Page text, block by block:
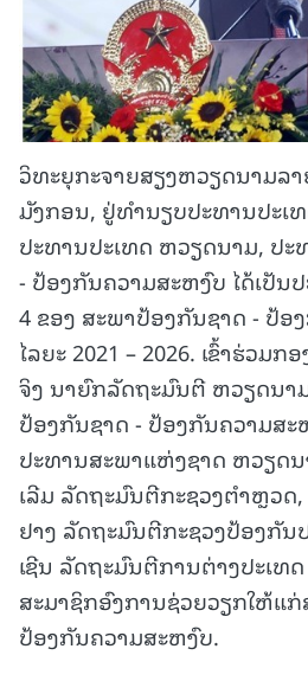
ວິທະຍຸກະຈາຍສຽງຫວຽດນາມລ
ມັງກອນ, ຢູ່ທຳນຽບປະທານປະເ
ປະທານປະເທດ ຫວຽດນາມ, ປ
- ປ້ອງກັນຄວາມສະຫງົບ ໄດ້ເປັນ
4 ຂອງ ສະພາປ້ອງກັນຊາດ - ປ້ອ
ໄລຍະ 2021 – 2026. ເຂົ້າຮ່ວມ
ຈິງ ນາຍົກລັດຖະມົນຕີ ຫວຽດນາ
ປ້ອງກັນຊາດ - ປ້ອງກັນຄວາມສະ
ປະທານສະພາແຫ່ງຊາດ ຫວຽດ
ເລີມ ລັດຖະມົນຕີກະຊວງຕຳຫຼວ
ຢາງ ລັດຖະມົນຕີກະຊວງປ້ອງກັ
ເຊີນ ລັດຖະມົນຕີການຕ່າງປະເທ
ສະມາຊິກອົງການຊ່ວຍວຽກໃຫ້ແ
ປ້ອງກັນຄວາມສະຫງົບ.